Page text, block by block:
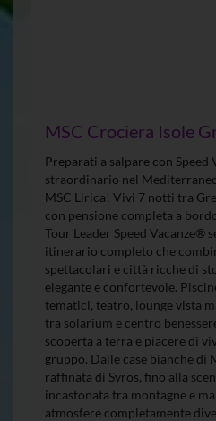
MSC Crociera Isole
Preparati a salpare con Speed
straordinario nel
MSC Lirica! Vivi 7 notti tra
con pensione completa a
Tour Leader Speed Vacanze®
itinerario completo che
spettacolari e città ricche di
elegante e confortevole.
tematici, teatro, lounge vista
tra solarium e centro
scoperta a terra e piacere di
gruppo. Dalle case bianche di
raffinata di Syros, fino alla
incastonata tra montagne e
atmosfere completamente